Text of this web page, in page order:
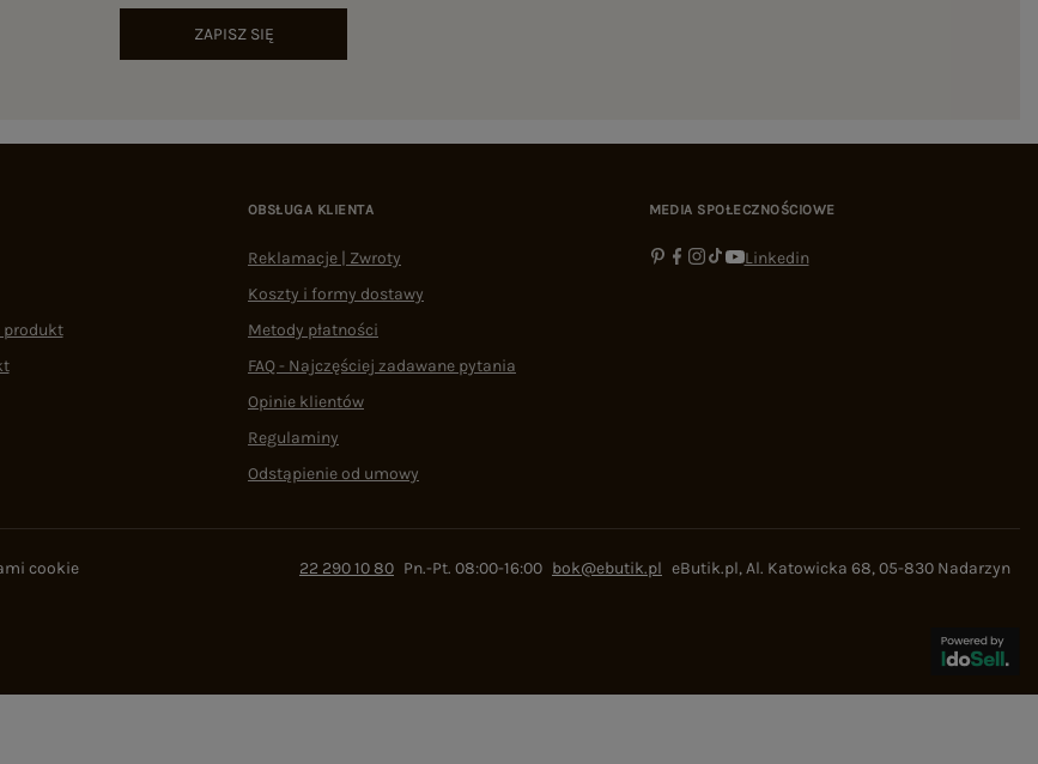
ZAPISZ SIĘ
produkt
OBSŁUGA KLIENTA
Reklamacje | Zwroty
Koszty i formy dostawy
Metody płatności
FAQ - Najczęściej zadawane pytania
Opinie klientów
Regulaminy
Odstąpienie od umowy
MEDIA SPOŁECZNOŚCIOWE
Linkedin
cookie 22 290 10 80 Pn.-Pt. 08:00-16:00 bok@ebutik.pl eButik.pl,Al. Katowicka 68,05-830 Nadarzyn